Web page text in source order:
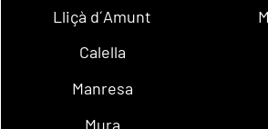
Lliçà d´Amunt
Calella
Manresa
Mura